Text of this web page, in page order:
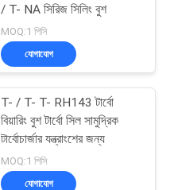
/ T- NA সিরিজ সিলিং বুশ
MOQ:1 পিসি
যোগাযোগ
T- / T- T- RH143 টার্বো
বিয়ারিং বুশ টার্বো সিল সামুদ্রিক
টার্বোচার্জার যন্ত্রাংশের জন্য
MOQ:1 পিসি
যোগাযোগ